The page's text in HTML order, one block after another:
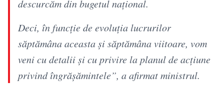
descurcăm din bugetul național.
Deci, în funcție de evoluția lucrurilor
săptămâna aceasta și săptămâna viitoare, vom
veni cu detalii și cu privire la planul de acțiune
privind îngrășămintele”, a afirmat ministrul.